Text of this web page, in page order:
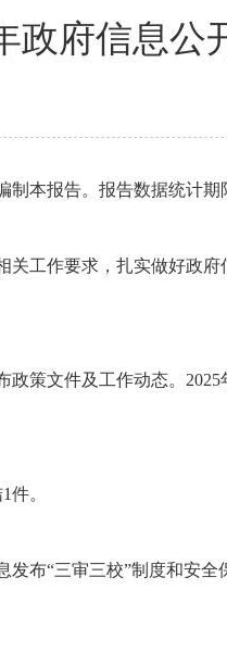
政府信息公
本报告。报告数据统计期
工作要求，扎实做好政
策文件及工作动态。
件。
布“三审三校”制度和安